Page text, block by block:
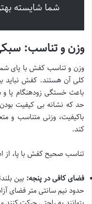
شما شایسته
وزن و تناسب: سبکی
وزن و تناسب کفش با پای
کلی آن هستند. کفش نباید
باعث خستگی زودهنگام پا
حد که نشانه بی کیفیت
باکیفیت، وزنی متناسب و
کند.
تناسب صحیح کفش با پا، از
فضای کافی در پنجه: بین
حدود نیم سانتی متر فضای